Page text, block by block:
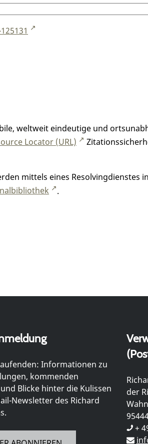
weltweit eindeutige und
Locator (URL)
mittels eines Resolvingdienstes
.
Informationen zu
kommenden
Blicke hinter die Kulissen
Newsletter des Richard
der
+